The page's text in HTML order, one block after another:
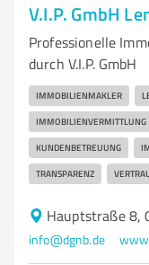
V.I.P. GmbH
Professionelle
durch V.I.P. GmbH
IMMOBILIENMAKLER
IMMOBILIENVERMITTLUNG
KUNDENBETREUUNG
TRANSPARENZ
Hauptstraße 8,
info@dgnb.de